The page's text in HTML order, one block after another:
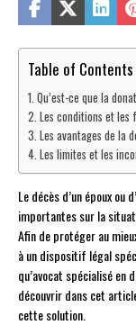
Table of Contents
Qu’est-ce que la
Les conditions et les
Les avantages de la
Les limites et les
Le décès d’un époux ou
importantes sur la
Afin de protéger au
à un dispositif légal
qu’avocat spécialisé en
découvrir dans cet
cette solution.